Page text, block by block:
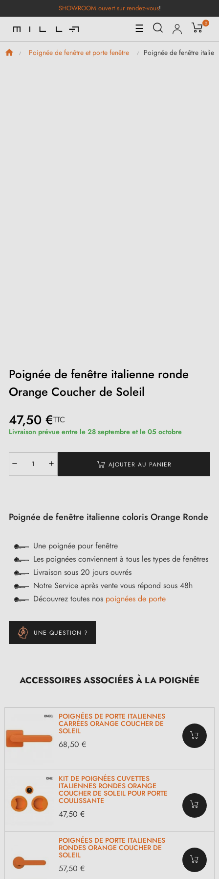
SHOWROOM ouvert sur rendez-vous!
Basculer
la
navigation
☰ 0
Poignée de fenêtre et porte fenêtre Poignée de fenêtre
Poignée de fenêtre italienne ronde
Orange Coucher de Soleil
47,50 €TTC
Livraison prévue entre le 28 septembre et le 05 octobre
AJOUTER AU PANIER
Poignée de fenêtre italienne coloris Orange Ronde
Une poignée pour fenêtre
Les poignées conviennent à tous les types de fenêtres
Livraison sous 20 jours ouvrés
Notre Service après vente vous répond sous 48h
Découvrez toutes nos poignées de porte
UNE QUESTION ?
ACCESSOIRES ASSOCIÉES À LA POIGNÉE
POIGNÉES DE PORTE ITALIENNES
CARRÉES ORANGE COUCHER DE
SOLEIL
68,50 €
KIT DE POIGNÉES CUVETTES
ITALIENNES RONDES ORANGE
COUCHER DE SOLEIL POUR PORTE
COULISSANTE
47,50 €
POIGNÉES DE PORTE ITALIENNES
RONDES ORANGE COUCHER DE
SOLEIL
57,50 €